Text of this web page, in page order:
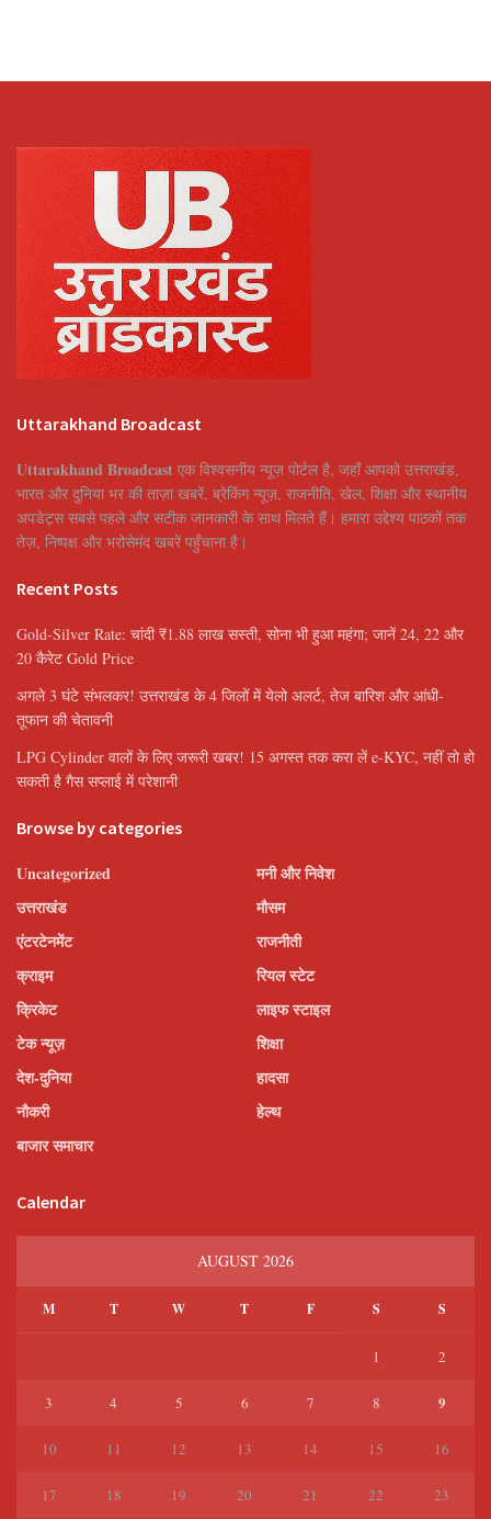
Uttarakhand Broadcast
Uttarakhand Broadcast एक विश्वसनीय न्यूज़ पोर्टल है, जहाँ आपको उत्तराखंड,
भारत और दुनिया भर की ताज़ा खबरें, ब्रेकिंग न्यूज़, राजनीति, खेल, शिक्षा और स्थानीय
अपडेट्स सबसे पहले और सटीक जानकारी के साथ मिलते हैं। हमारा उद्देश्य पाठकों तक
तेज़, निष्पक्ष और भरोसेमंद खबरें पहुँचाना है।
Recent Posts
Gold-Silver Rate: चांदी ₹1.88 लाख सस्ती, सोना भी हुआ महंगा; जानें 24, 22 और
20 कैरेट Gold Price
अगले 3 घंटे संभलकर! उत्तराखंड के 4 जिलों में येलो अलर्ट, तेज बारिश और आंधी-
तूफान की चेतावनी
LPG Cylinder वालों के लिए जरूरी खबर! 15 अगस्त तक करा लें e-KYC, नहीं तो हो
सकती है गैस सप्लाई में परेशानी
Browse by categories
Uncategorized
उत्तराखंड
एंटरटेनमेंट
क्राइम
क्रिकेट
टेक न्यूज़
देश-दुनिया
नौकरी
बाजार समाचार
मनी और निवेश
मौसम
राजनीती
रियल स्टेट
लाइफ स्टाइल
शिक्षा
हादसा
हेल्थ
Calendar
AUGUST 2026
M T W T F S S
1 2
3 4 5 6 7 8 9
10 11 12 13 14 15 16
17 18 19 20 21 22 23